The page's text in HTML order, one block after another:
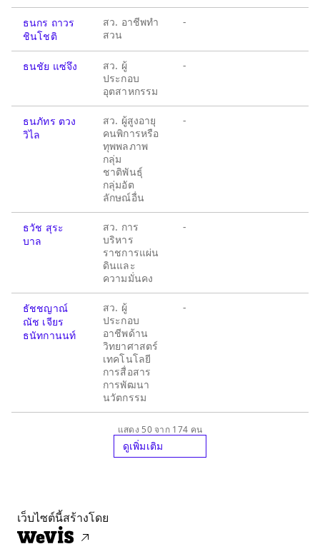
ธนกร ถาวร
ชินโชติ
สว. อาชีพทำ
สวน
-
ธนชัย แซ่จึง
สว. ผู้
ประกอบ
อุตสาหกรรม
-
ธนภัทร ตวง
วิไล
สว. ผู้สูงอายุ
คนพิการหรือ
ทุพพลภาพ
กลุ่ม
ชาติพันธุ์
กลุ่มอัต
ลักษณ์อื่น
-
ธวัช สุระ
บาล
สว. การ
บริหาร
ราชการแผ่น
ดินและ
ความมั่นคง
-
ธัชชญาณ์
ณัช เจียร
ธนัทกานนท์
สว. ผู้
ประกอบ
อาชีพด้าน
วิทยาศาสตร์
เทคโนโลยี
การสื่อสาร
การพัฒนา
นวัตกรรม
-
แสดง 50 จาก 174 คน
ดูเพิ่มเติม
เว็บไซต์นี้สร้างโดย